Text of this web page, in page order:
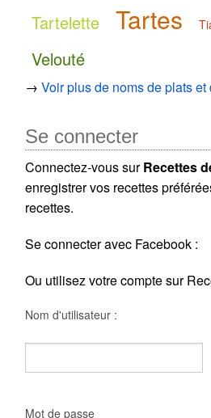
Tartelette Tartes
Velouté
→Voir plus de noms de plats
Se connecter
Connectez-vous surRecettes
enregistrer vos recettes
recettes.
Se connecter avec Facebook :
Ou utilisez votre compte sur
Nom d'utilisateur :
Mot de passe